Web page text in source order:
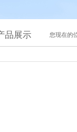
品展示 您现在的